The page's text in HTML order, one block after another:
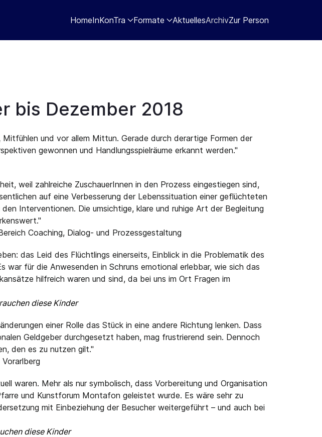
HomeInKonTra Formate AktuellesArchivZur Person
bis Dezember 2018
und vor allem Mittun. Gerade durch derartige Formen der
gewonnen und Handlungsspielräume erkannt werden."
weil zahlreiche ZuschauerInnen in den Prozess eingestiegen sind,
auf eine Verbesserung der Lebenssituation einer geflüchteten
Interventionen. Die umsichtige, klare und ruhige Art der Begleitung
Coaching, Dialog- und Prozessgestaltung
das Leid des Flüchtlings einerseits, Einblick in die Problematik des
für die Anwesenden in Schruns emotional erlebbar, wie sich das
hilfreich waren und sind, da bei uns im Ort Fragen im
diese Kinder
einer Rolle das Stück in eine andere Richtung lenken. Dass
Geldgeber durchgesetzt haben, mag frustrierend sein. Dennoch
den es zu nutzen gilt."
waren. Mehr als nur symbolisch, dass Vorbereitung und Organisation
und Kunstforum Montafon geleistet wurde. Es wäre sehr zu
mit Einbeziehung der Besucher weitergeführt – und auch bei
diese Kinder